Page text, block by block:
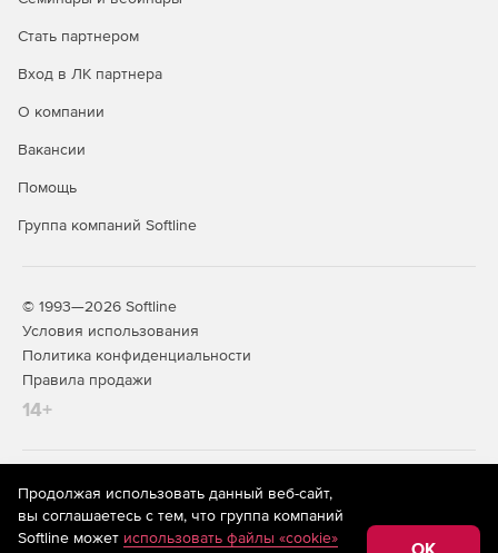
Стать партнером
Вход в ЛК партнера
О компании
Вакансии
Помощь
Группа компаний Softline
© 1993—2026 Softline
Условия использования
Политика конфиденциальности
Правила продажи
14+
На информационном ресурсе store.softline.ru применяются
рекомендательные технологии
(информационные технологии
предоставления информации на основе сбора,
систематизации и анализа сведений, относящихся к
Продолжая использовать данный веб-сайт,
вы соглашаетесь с тем, что группа компаний
Softline может использовать файлы «cookie»
OK